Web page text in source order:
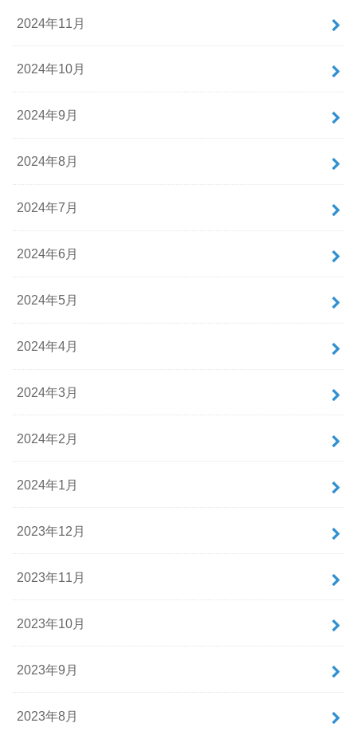
2024年11月
2024年10月
2024年9月
2024年8月
2024年7月
2024年6月
2024年5月
2024年4月
2024年3月
2024年2月
2024年1月
2023年12月
2023年11月
2023年10月
2023年9月
2023年8月